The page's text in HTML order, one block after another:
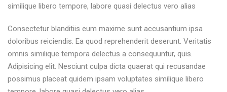
similique libero tempore, labore quasi delectus vero alias
Consectetur blanditiis eum maxime sunt accusantium ipsa
doloribus reiciendis. Ea quod reprehenderit deserunt. Veritatis
omnis similique tempora delectus a consequuntur, quis.
Adipisicing elit. Nesciunt culpa dicta quaerat qui recusandae
possimus placeat quidem ipsam voluptates similique libero